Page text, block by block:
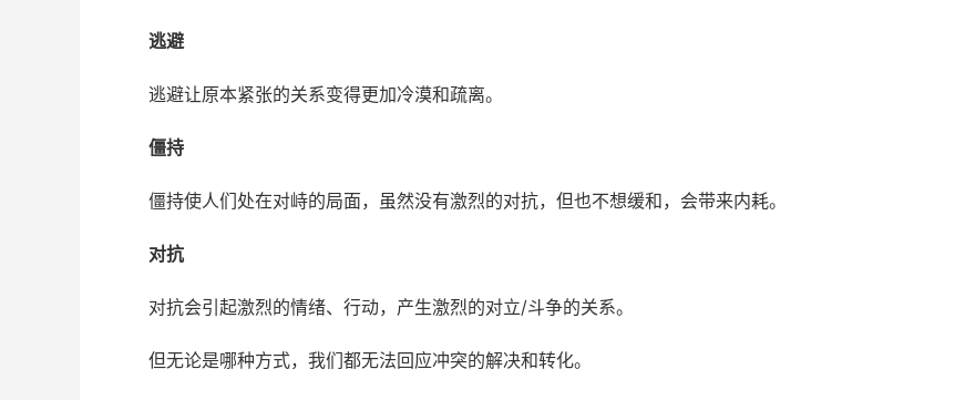
逃避
逃避让原本紧张的关系变得更加冷漠和疏离。
僵持
僵持使人们处在对峙的局面，虽然没有激烈的对抗，但也不想缓和，会带来内耗。
对抗
对抗会引起激烈的情绪、行动，产生激烈的对立/斗争的关系。
但无论是哪种方式，我们都无法回应冲突的解决和转化。